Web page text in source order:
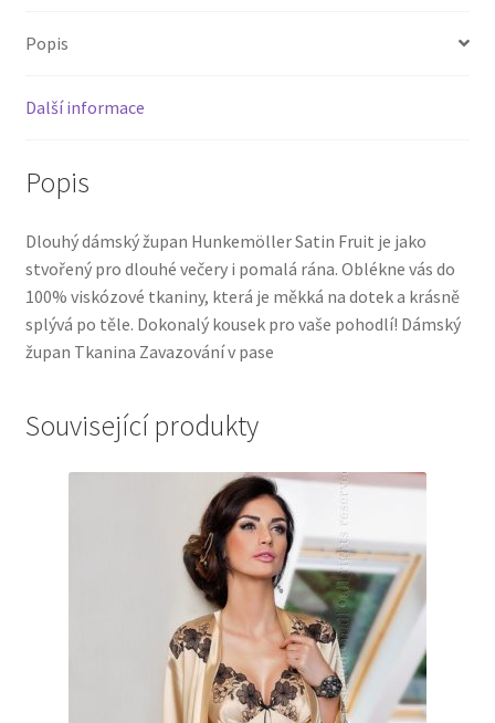
Popis
Další informace
Popis
Dlouhý dámský župan Hunkemöller Satin Fruit je jako
stvořený pro dlouhé večery i pomalá rána. Oblékne vás do
100% viskózové tkaniny, která je měkká na dotek a krásně
splývá po těle. Dokonalý kousek pro vaše pohodlí! Dámský
župan Tkanina Zavazování v pase
Související produkty